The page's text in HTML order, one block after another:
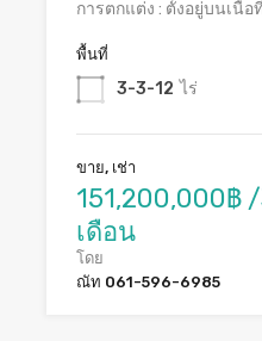
การตกแต่ง : ตั้งอยู่บนเนื้อ
พื้นที่
3-3-12 ไร่
ขาย, เช่า
151,200,000฿
เดือน
โดย
ณัท 061-596-6985